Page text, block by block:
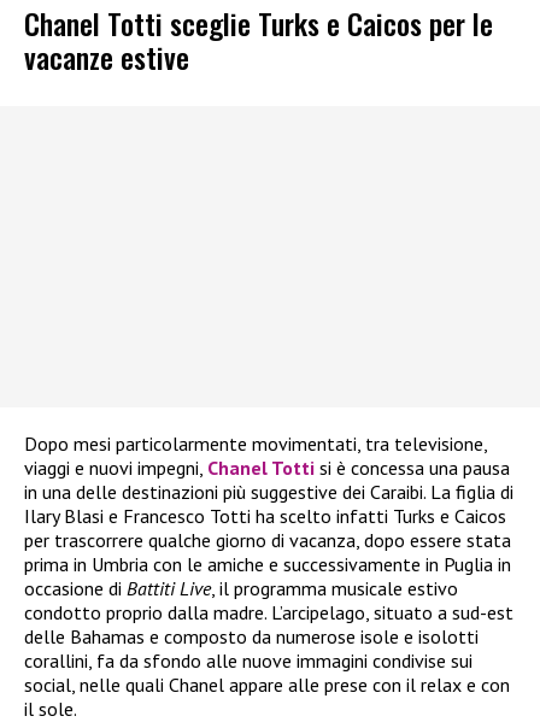
Chanel Totti sceglie Turks e Caicos per le
vacanze estive
Dopo mesi particolarmente movimentati, tra televisione,
viaggi e nuovi impegni, Chanel Totti si è concessa una pausa
in una delle destinazioni più suggestive dei Caraibi. La figlia di
Ilary Blasi e Francesco Totti ha scelto infatti Turks e Caicos
per trascorrere qualche giorno di vacanza, dopo essere stata
prima in Umbria con le amiche e successivamente in Puglia in
occasione di Battiti Live, il programma musicale estivo
condotto proprio dalla madre. L’arcipelago, situato a sud-est
delle Bahamas e composto da numerose isole e isolotti
corallini, fa da sfondo alle nuove immagini condivise sui
social, nelle quali Chanel appare alle prese con il relax e con
il sole.